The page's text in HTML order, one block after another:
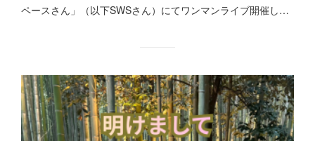
ペースさん」（以下SWSさん）にてワンマンライブ開催し…